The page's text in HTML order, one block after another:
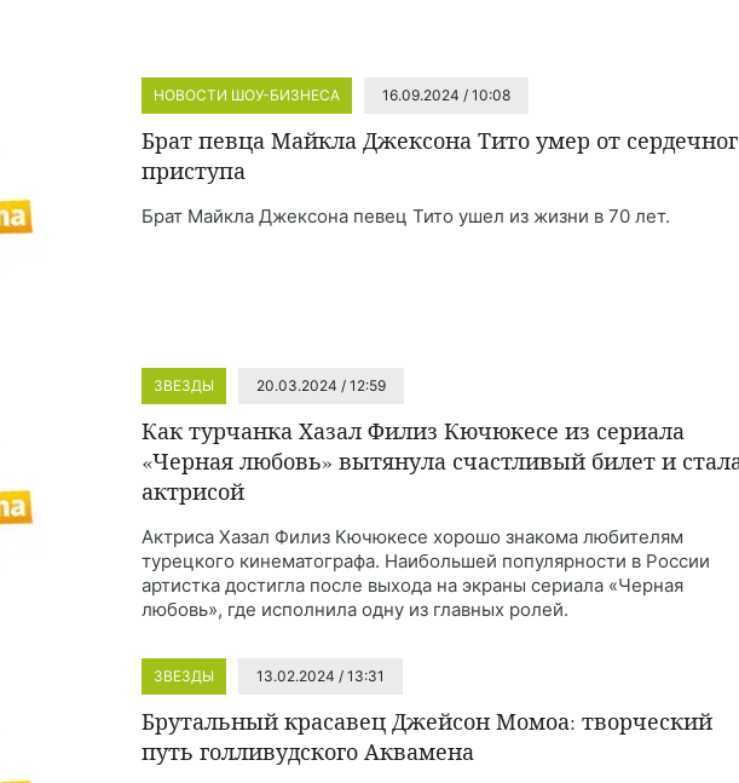
НОВОСТИ ШОУ-БИЗНЕСА 16.09.2024 / 10:08
Брат певца Майкла Джексона Тито умер от
приступа
Брат Майкла Джексона певец Тито ушел из жизни в 70 лет.
ЗВЕЗДЫ 20.03.2024 / 12:59
Как турчанка Хазал Филиз Кючюкесе из сериала
«Черная любовь» вытянула счастливый билет и
актрисой
Актриса Хазал Филиз Кючюкесе хорошо знакома любителям
турецкого кинематографа. Наибольшей популярности в России
артистка достигла после выхода на экраны сериала «Черная
любовь», где исполнила одну из главных ролей.
ЗВЕЗДЫ 13.02.2024 / 13:31
Брутальный красавец Джейсон Момоа: творческий
путь голливудского Аквамена